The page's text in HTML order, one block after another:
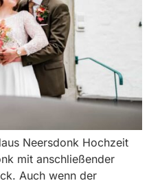
Neersdonk Hochzeit
mit anschließender
Auch wenn der